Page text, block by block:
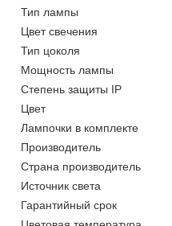
Тип лампы
Цвет свечения
Тип цоколя
Мощность лампы
Степень защиты IP
Цвет
Лампочки в комплекте
Производитель
Страна производитель
Источник света
Гарантийный срок